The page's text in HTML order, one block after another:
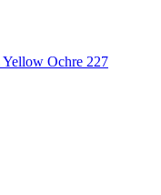
Ochre 227